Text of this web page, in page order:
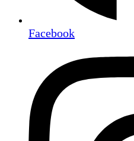
Facebook